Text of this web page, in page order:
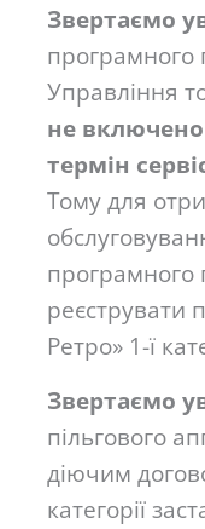
Звертаємо
програмного
Управління
не
термін
Тому для
програмного
реєструвати
Ретро» 1-ї
Звертаємо
пільгового
діючим
категорії